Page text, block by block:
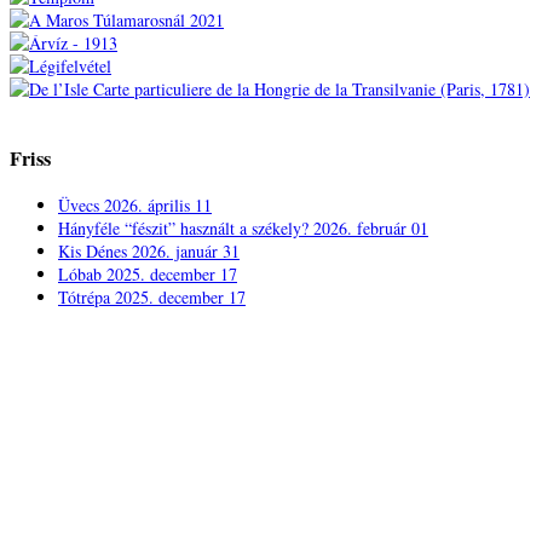
Friss
Üvecs 2026. április 11
Hányféle “fészit” használt a székely? 2026. február 01
Kis Dénes 2026. január 31
Lóbab 2025. december 17
Tótrépa 2025. december 17